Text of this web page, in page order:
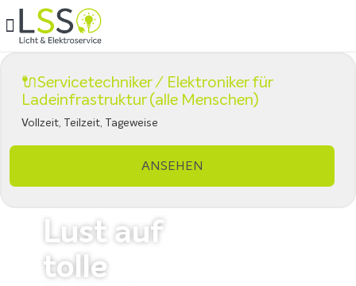
🔌Servicetechniker / Elektroniker für
Ladeinfrastruktur (alle Menschen)
Vollzeit, Teilzeit, Tageweise
ANSEHEN
Lust auf
tolle